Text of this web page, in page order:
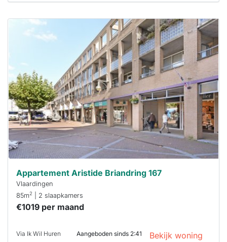
Deze woning
maken moet je
binnen 15
minuten
reageren.
Stekkies helpt
je hierbij!
Appartement Aristide Briandring 167
Vlaardingen
85m2 | 2 slaapkamers
€1019 per maand
Via Ik Wil Huren Aangeboden sinds 2:41 Bekijk woning